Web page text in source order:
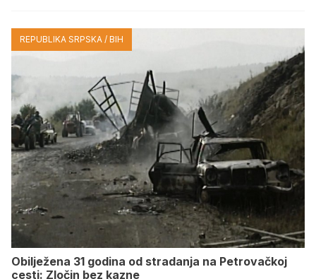
REPUBLIKA SRPSKA / BIH
Obilježena 31 godina od stradanja na Petrovačkoj
cesti: Zločin bez kazne